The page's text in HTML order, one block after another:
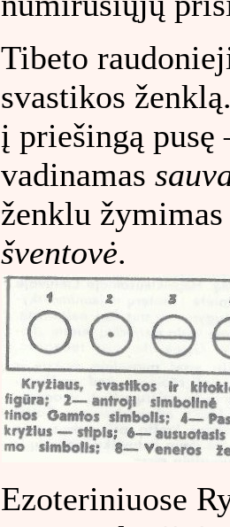
Tibeto
svastikos
į priešingą pusę
vadinamas
ženklu
šventovė.
Ezoteriniuose